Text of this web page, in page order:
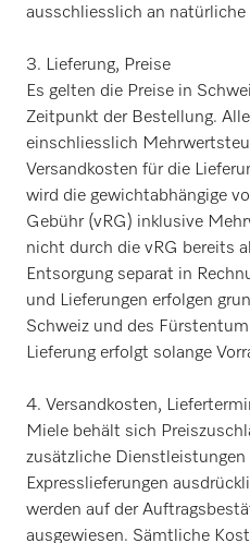
ausschliesslich an
3. Lieferung, Preise
Es gelten die Preise in
Zeitpunkt der Bestellung.
einschliesslich
Versandkosten für die
wird die gewichtabhängige
Gebühr (vRG) inklusive
nicht durch die vRG bereits
Entsorgung separat in
und Lieferungen erfolgen
Schweiz und des
Lieferung erfolgt solange
4. Versandkosten,
Miele behält sich
zusätzliche Dienstleistungen
Expresslieferungen
werden auf der
ausgewiesen. Sämtliche